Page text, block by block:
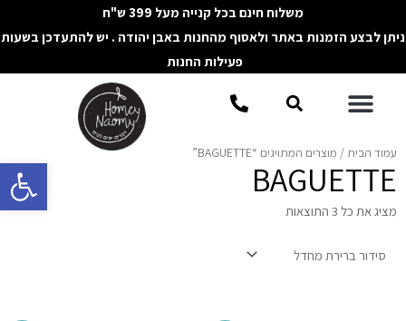
פתח
לתוכן
משלוח חינם בכל קנייה מעל 399 ש"ח
ניתן לבצע הזמנות באתר ולאסוף מהחנות באבן יהודה . יש להתעדכן בשעות
פעילות החנות
תפריטחיפוש
עמוד הבית/ מוצרים המתויגים “BAGUETTE”
BAGUETTE
מציג את כל 3 התוצאות